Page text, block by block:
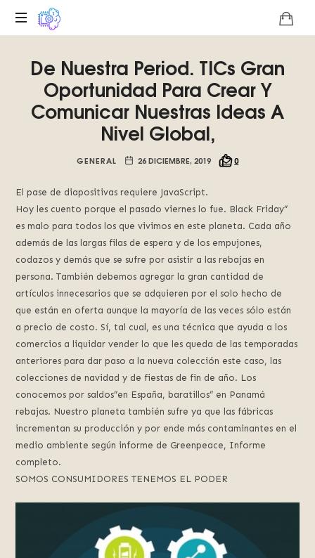
digital
sobre
la
singularidad
Roko,
inteligencia
artificial
del
futuro.
De Nuestra Period. TICs Gran
Oportunidad Para Crear Y
Comunicar Nuestras Ideas A
Nivel Global,
GENERAL 26 DICIEMBRE, 2019 0
El pase de diapositivas requiere JavaScript.
Hoy les cuento porque el pasado viernes lo fue. Black Friday”
es malo para todos los que vivimos en este planeta. Cada año
además de las largas filas de espera y de los empujones,
codazos y demás que se sufre por asistir a las rebajas en
persona. También debemos agregar la gran cantidad de
artículos innecesarios que se adquieren por el solo hecho de
que están en oferta aunque la mayoría de las veces sólo están
a precio de costo. Sí, tal cual, es una técnica que ayuda a los
comercios a liquidar vender lo que les queda de las temporadas
anteriores para dar paso a la nueva colección este caso, las
colecciones de navidad y de fiestas de fin de año. Los
conocemos por saldos”en España, baratillos” en Panamá
rebajas. Nuestro planeta también sufre ya que las fábricas
incrementan su producción y por ende más contaminantes en el
medio ambiente según informe de Greenpeace, Informe
completo.
SOMOS CONSUMIDORES TENEMOS EL PODER